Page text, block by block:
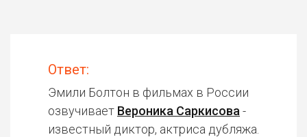
Ответ:
Эмили Болтон в фильмах в России
озвучивает Вероника Саркисова -
известный диктор, актриса дубляжа.